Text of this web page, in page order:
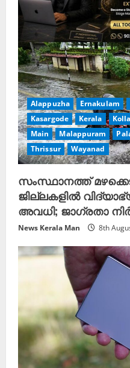
Alappuzha Ernakulam
Kasargode
Kerala
Main
Malappuram
Thrissur
Wayanad
സംസ്ഥാനത്ത്
ജില്ലകളിൽ
അവധി; ജാഗ്രതാ
News Kerala Man 8th